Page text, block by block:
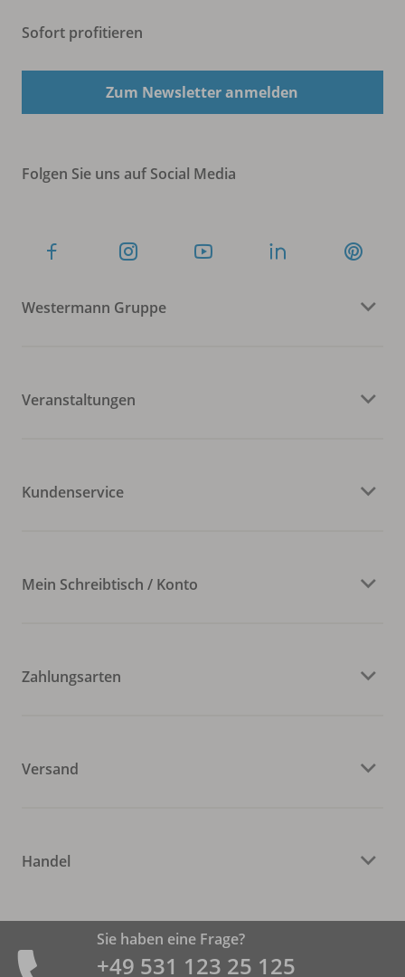
Sofort profitieren
Zum Newsletter anmelden
Folgen Sie uns auf Social Media
Westermann Gruppe
Veranstaltungen
Kundenservice
Mein Schreibtisch / Konto
Zahlungsarten
Versand
Handel
Sie haben eine Frage?
+49 531 ­123 25 125